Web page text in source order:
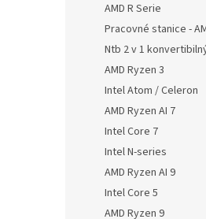
AMD R Serie
Pracovné stanice -
Ntb 2 v 1
AMD Ryzen 3
Intel Atom / Celeron
AMD Ryzen AI 7
Intel Core 7
Intel N-series
AMD Ryzen AI 9
Intel Core 5
AMD Ryzen 9